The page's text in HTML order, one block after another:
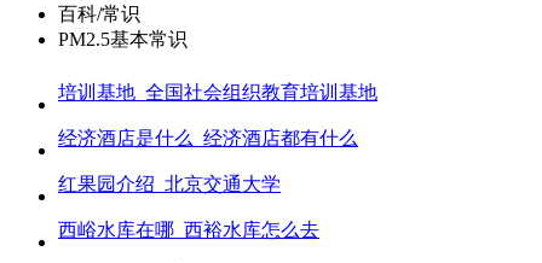
百科/常识
PM2.5基本常识
培训基地_全国社会组织教育培训基地
经济酒店是什么_经济酒店都有什么
红果园介绍_北京交通大学
西峪水库在哪_西裕水库怎么去